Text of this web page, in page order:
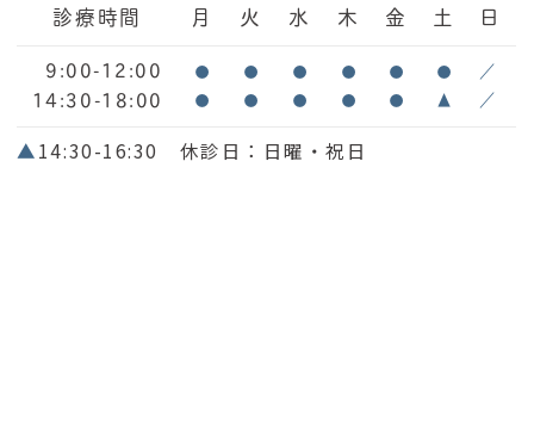
診療時間 月 火 水 木 金 土 日
9:00-12:00 ● ● ● ● ● ● ／
14:30-18:00 ● ● ● ● ● ▲ ／
▲14:30-16:30 休診日：日曜・祝日